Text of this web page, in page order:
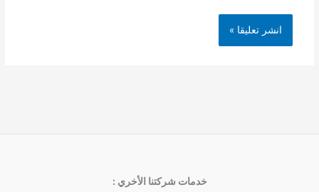
خدمات شركتنا الأخري :